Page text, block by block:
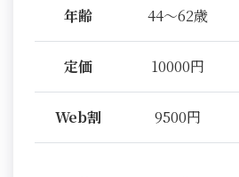
年齢 44～62歳
定価 10000円
Web割 9500円